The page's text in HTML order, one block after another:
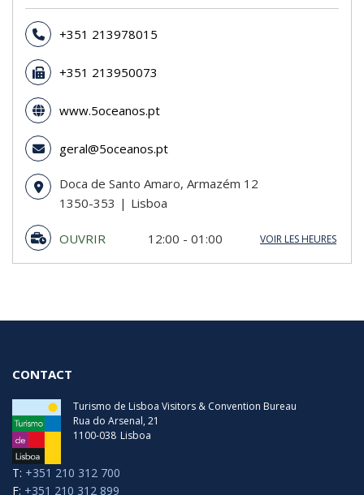
+351 213978015
+351 213950073
www.5oceanos.pt
geral@5oceanos.pt
Doca de Santo Amaro, Armazém 12
1350-353
Lisboa
OUVRIR 12:00 - 01:00
VOIR LES HEURES
Jeudi
12:00 - 01:00
Dernière entrée
CONTACT
Turismo de Lisboa Visitors & Convention Bureau
Rua do Arsenal, 21
1100-038 Lisboa
T: +351 210 312 700
F: +351 210 312 899